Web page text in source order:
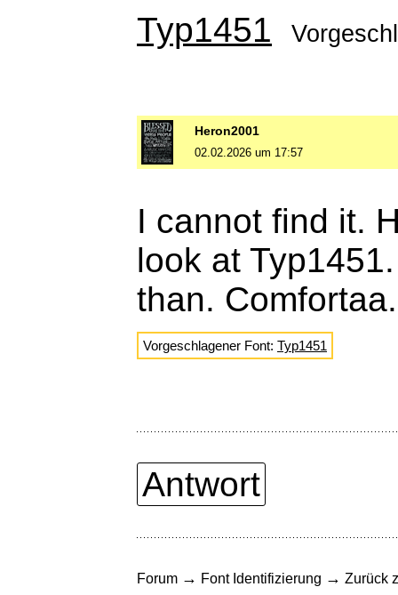
Typ1451
Heron2001
02.02.2026 um 17:57
I cannot find it.
look at
than. Comfortaa.
Vorgeschlagener Font: Typ1451
Antwort
Forum → Font Identifizierung → Zurück